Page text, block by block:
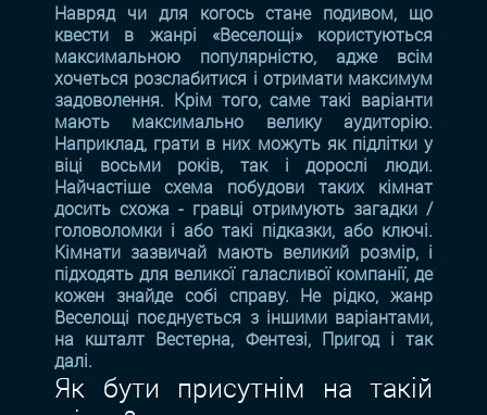
Навряд чи для когось стане подивом, що
квести в жанрі «Веселощі» користуються
максимальною популярністю, адже всім
хочеться розслабитися і отримати максимум
задоволення. Крім того, саме такі варіанти
мають максимально велику аудиторію.
Наприклад, грати в них можуть як підлітки у
віці восьми років, так і дорослі люди.
Найчастіше схема побудови таких кімнат
досить схожа - гравці отримують загадки /
головоломки і або такі підказки, або ключі.
Кімнати зазвичай мають великий розмір, і
підходять для великої галасливої компанії, де
кожен знайде собі справу. Не рідко, жанр
Веселощі поєднується з іншими варіантами,
на кшталт Вестерна, Фентезі, Пригод і так
далі.
Як бути присутнім на такій